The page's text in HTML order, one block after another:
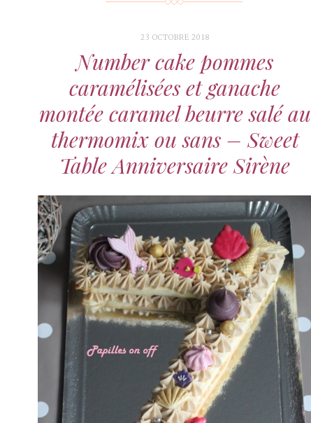
23 OCTOBRE 2018
Number cake pommes
caramélisées et ganache
montée caramel beurre salé au
thermomix ou sans – Sweet
Table Anniversaire Sirène